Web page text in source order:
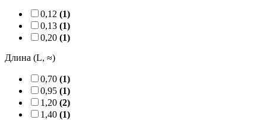
0,12 (1)
0,13 (1)
0,20 (1)
Длина (L, ≈)
0,70 (1)
0,95 (1)
1,20 (2)
1,40 (1)